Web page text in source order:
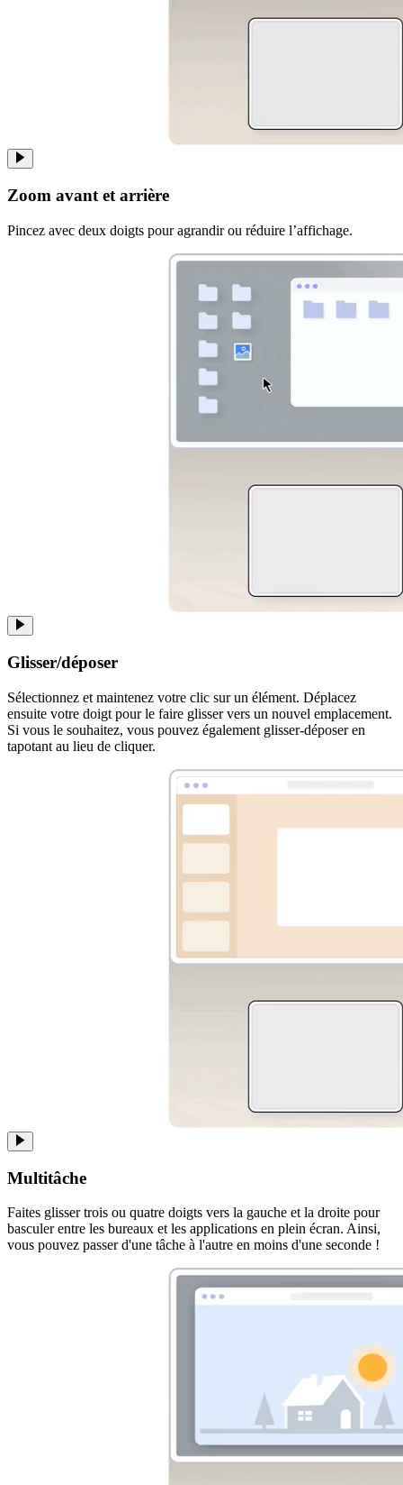
Zoom avant et arrière
Pincez avec deux doigts pour agrandir ou réduire l’affichage.
Glisser/déposer
Sélectionnez et maintenez votre clic sur un élément. Déplacez
ensuite votre doigt pour le faire glisser vers un nouvel emplacement.
Si vous le souhaitez, vous pouvez également glisser-déposer en
tapotant au lieu de cliquer.
Multitâche
Faites glisser trois ou quatre doigts vers la gauche et la droite pour
basculer entre les bureaux et les applications en plein écran. Ainsi,
vous pouvez passer d'une tâche à l'autre en moins d'une seconde !